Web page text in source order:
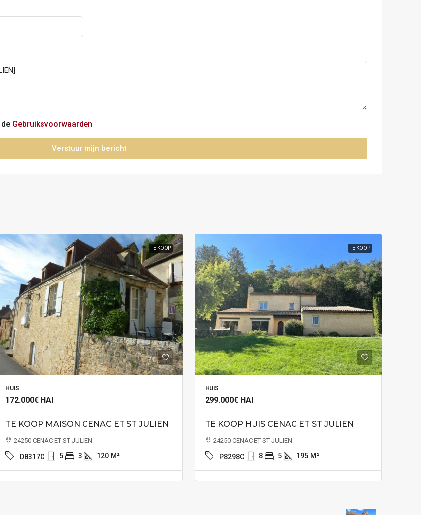
Gebruiksvoorwaarden
Verstuur mijn bericht
TE KOOP
HUIS
172.000€ HAI
TE KOOP MAISON CENAC ET ST JULIEN
24250 CENAC ET ST JULIEN
D8317C 5 3 120 M²
TE KOOP
HUIS
299.000€HAI
TE KOOP HUIS CENAC ET ST JULIEN
24250 CENAC ET ST JULIEN
P8298C 8 5 195 M²